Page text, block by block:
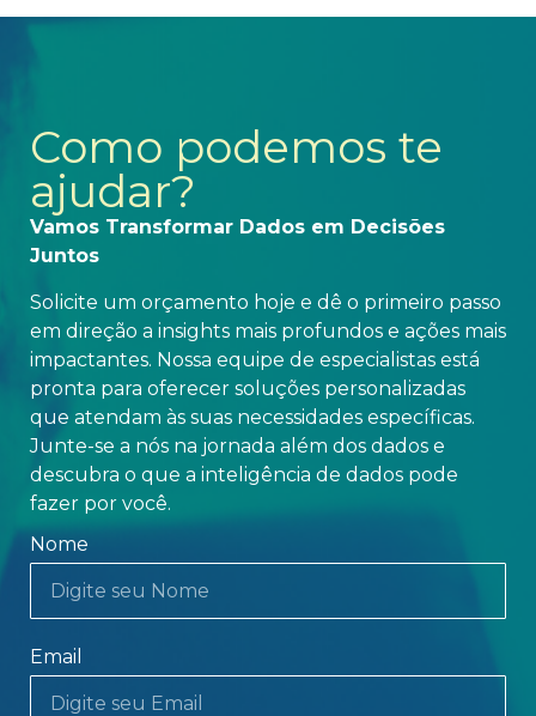
Como podemos te
ajudar?
Vamos Transformar Dados em Decisões
Juntos
Solicite um orçamento hoje e dê o primeiro passo
em direção a insights mais profundos e ações mais
impactantes. Nossa equipe de especialistas está
pronta para oferecer soluções personalizadas
que atendam às suas necessidades específicas.
Junte-se a nós na jornada além dos dados e
descubra o que a inteligência de dados pode
fazer por você.
Nome
Email